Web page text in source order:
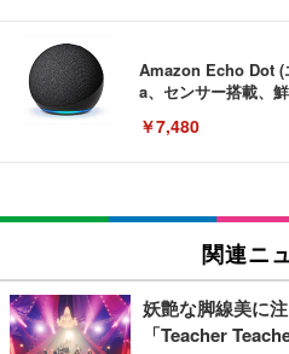
Amazon Echo Dot (
a、センサー搭載、
￥7,480
[EdoErgo] オフィス
い 跳ね上げ式アー
キング pc 事務椅子
ン樹脂ベース 通気
(黒網+黒枠+黒足)
￥5,699
EIZO ビジネス向け
EV3240X-WT | 31.5
￥105,595
Amazonベーシック
回使い捨て 無香料
￥3,373
関連ニ
妖艶な脚線美に
「Teacher